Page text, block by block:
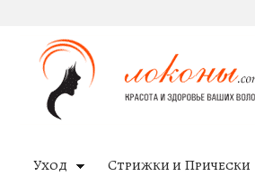
Уход Стрижки и Прически